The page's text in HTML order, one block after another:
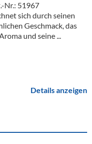
Nr.: 51967
sich durch seinen
Geschmack, das
und seine ...
Details anzeigen